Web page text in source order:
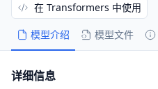
模型介绍 模型文件
在 Transformers 中使用
详细信息